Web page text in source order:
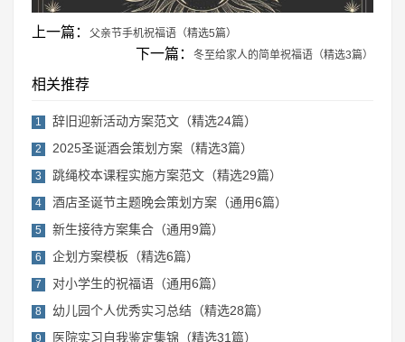
上一篇： 父亲节手机祝福语（精选5篇）
下一篇： 冬至给家人的简单祝福语（精选3篇）
相关推荐
1 辞旧迎新活动方案范文（精选24篇）
2 2025圣诞酒会策划方案（精选3篇）
3 跳绳校本课程实施方案范文（精选29篇）
4 酒店圣诞节主题晚会策划方案（通用6篇）
5 新生接待方案集合（通用9篇）
6 企划方案模板（精选6篇）
7 对小学生的祝福语（通用6篇）
8 幼儿园个人优秀实习总结（精选28篇）
9 医院实习自我鉴定集锦（精选31篇）